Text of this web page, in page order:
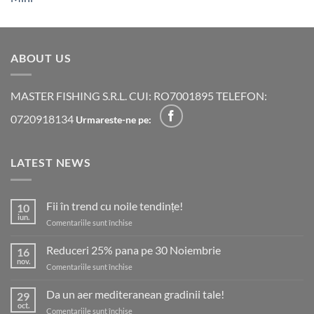
ABOUT US
MASTER FISHING S.R.L. CUI: RO7001895 TELEFON:
0720918134 Urmareste-ne pe:
LATEST NEWS
10
iun.
Fii în trend cu noile tendințe!
Comentariile sunt închise
trend
tendințe!
16
nov.
Reduceri 25% pana pe 30 Noiembrie
Comentariile sunt închise
pana
29
oct.
Da un aer mediteranean gradinii tale!
Comentariile sunt închise